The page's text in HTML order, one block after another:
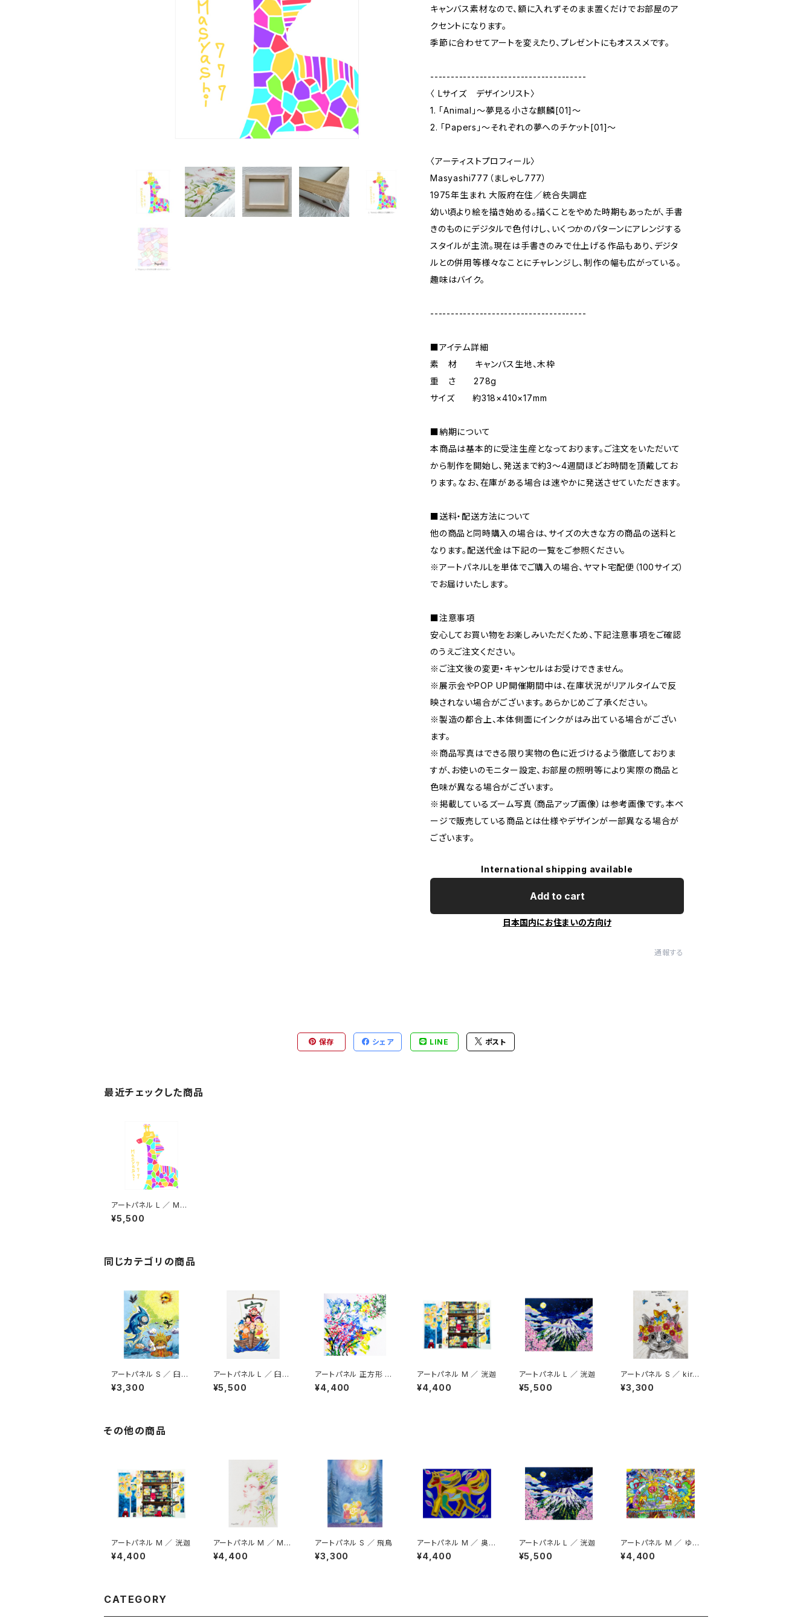
キャンバス素材なので、額に入れずそのまま置くだけでお部屋のア
クセントになります。
季節に合わせてアートを変えたり、プレゼントにもオススメです。
--------------------------------------
〈 Lサイズ デザインリスト〉
1. 「Animal」〜夢見る小さな麒麟[01]〜
2. 「Papers」〜それぞれの夢へのチケット[01]〜
〈アーティストプロフィール〉
Masyashi777（ましゃし777）
1975年生まれ 大阪府在住／統合失調症
幼い頃より絵を描き始める。描くことをやめた時期もあったが、手書
きのものにデジタルで色付けし、いくつかのパターンにアレンジする
スタイルが主流。現在は手書きのみで仕上げる作品もあり、デジタ
ルとの併用等様々なことにチャレンジし、制作の幅も広がっている。
趣味はバイク。
--------------------------------------
■アイテム詳細
素 材 キャンバス生地、木枠
重 さ 278g
サイズ 約318×410×17mm
■納期について
本商品は基本的に受注生産となっております。ご注文をいただいて
から制作を開始し、発送まで約3～4週間ほどお時間を頂戴してお
ります。なお、在庫がある場合は速やかに発送させていただきます。
■送料・配送方法について
他の商品と同時購入の場合は、サイズの大きな方の商品の送料と
なります。配送代金は下記の一覧をご参照ください。
※アートパネルLを単体でご購入の場合、ヤマト宅配便（100サイズ）
でお届けいたします。
■注意事項
安心してお買い物をお楽しみいただくため、下記注意事項をご確認
のうえご注文ください。
※ご注文後の変更・キャンセルはお受けできません。
※展示会やPOP UP開催期間中は、在庫状況がリアルタイムで反
映されない場合がございます。あらかじめご了承ください。
※製造の都合上、本体側面にインクがはみ出ている場合がござい
ます。
※商品写真はできる限り実物の色に近づけるよう徹底しておりま
すが、お使いのモニター設定、お部屋の照明等により実際の商品と
色味が異なる場合がございます。
※掲載しているズーム写真（商品アップ画像）は参考画像です。本ペ
ージで販売している商品とは仕様やデザインが一部異なる場合が
ございます。
International shipping available
Add to cart
日本国内にお住まいの方向け
通報する
保存 シェア LINE ポスト
最近チェックした商品
アートパネル L ／ Mas
yashi777
¥5,500
同じカテゴリの商品
アートパネル S ／ 臼井
健司
¥3,300
アートパネル L ／ 臼井
健司
¥5,500
アートパネル 正方形 ／
洸迦
¥4,400
アートパネル M ／ 洸迦
¥4,400
アートパネル L ／ 洸迦
¥5,500
アートパネル S ／ kirik
o
¥3,300
その他の商品
アートパネル M ／ 洸迦
¥4,400
アートパネル M ／ Ma
syashi777
¥4,400
アートパネル S ／ 飛鳥
¥3,300
アートパネル M ／ 奥山
優
¥4,400
アートパネル L ／ 洸迦
¥5,500
アートパネル M ／ ゆめ
か
¥4,400
CATEGORY